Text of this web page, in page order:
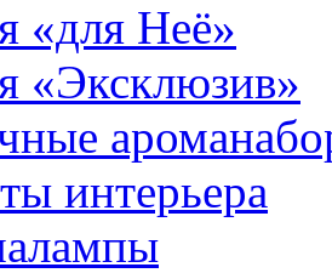
«для Неё»
«Эксклюзив»
интерьера